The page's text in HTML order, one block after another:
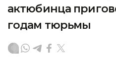
актюбинца
годам тюрьмы